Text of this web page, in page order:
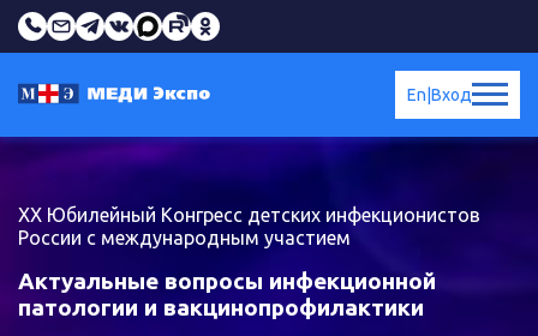
Вход
En
ХX Юбилейный Конгресс детских инфекционистов
России с международным участием
Актуальные вопросы инфекционной
патологии и вакцинопрофилактики